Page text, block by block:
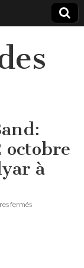
octobre
à
ferméssur